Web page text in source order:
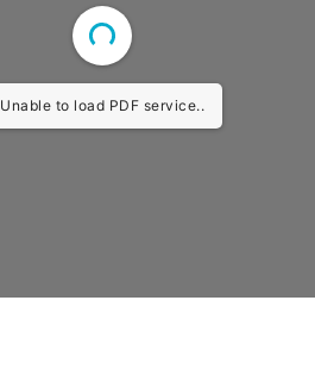
Unable to load PDF service..